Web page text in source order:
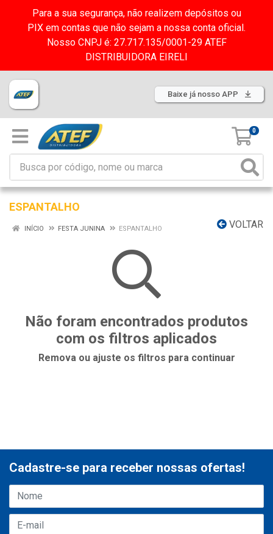
Para a sua segurança, não realizem depósitos ou
PIX em contas que não sejam a nossa conta oficial.
Nosso CNPJ é: 27.717.135/0001-29 ATEF
DISTRIBUIDORA EIRELI
Baixe já nosso APP
0
ESPANTALHO
VOLTAR
INÍCIO FESTA JUNINA ESPANTALHO
Não foram encontrados produtos
com os filtros aplicados
Remova ou ajuste os filtros para continuar
Cadastre-se para receber nossas ofertas!